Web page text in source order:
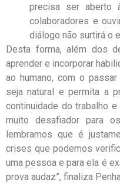
precisa ser aberto
colaboradores e
diálogo não surtirá o
Desta forma, além dos
aprender e incorporar
ao humano, com o
seja natural e permita a
continuidade do trabalho
muito desafiador para
lembramos que é
crises que podemos
uma pessoa e para ela é
prova audaz”, finaliza Penha.